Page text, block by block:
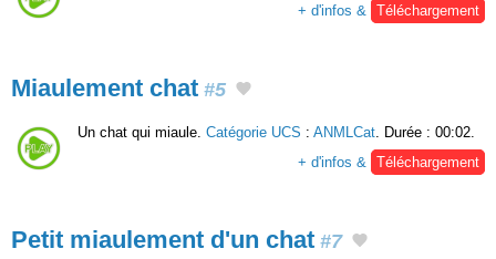
+ d'infos &
Téléchargement
Miaulement chat #5
Un chat qui miaule. Catégorie UCS : ANMLCat. Durée : 00:02.
+ d'infos & Téléchargement
Petit miaulement d'un chat #7